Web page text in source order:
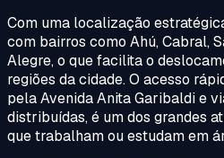
Com uma localização
com bairros como Ahú, Cabral,
Alegre, o que facilita o
regiões da cidade. O acesso
pela Avenida Anita Garibaldi e
distribuídas, é um dos grandes
que trabalham ou estudam em